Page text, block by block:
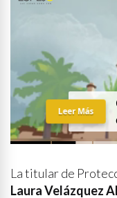
Leer Más
La titular de
Laura Velázquez